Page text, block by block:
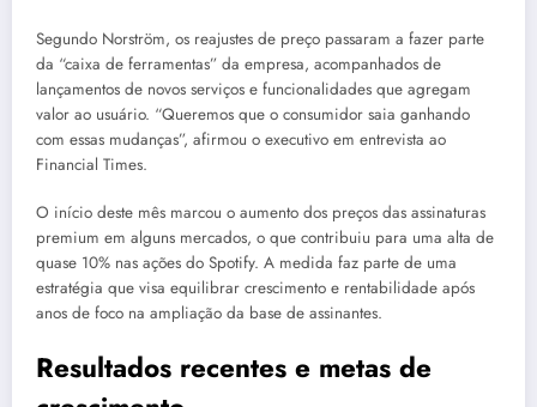
Segundo Norström, os reajustes de preço passaram a fazer parte
da “caixa de ferramentas” da empresa, acompanhados de
lançamentos de novos serviços e funcionalidades que agregam
valor ao usuário. “Queremos que o consumidor saia ganhando
com essas mudanças”, afirmou o executivo em entrevista ao
Financial Times.
O início deste mês marcou o aumento dos preços das assinaturas
premium em alguns mercados, o que contribuiu para uma alta de
quase 10% nas ações do Spotify. A medida faz parte de uma
estratégia que visa equilibrar crescimento e rentabilidade após
anos de foco na ampliação da base de assinantes.
Resultados recentes e metas de